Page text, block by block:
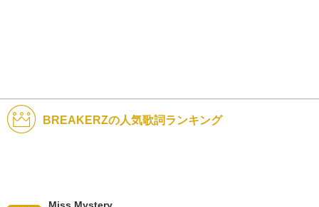
BREAKERZの人気歌詞ランキング
Miss Mystery